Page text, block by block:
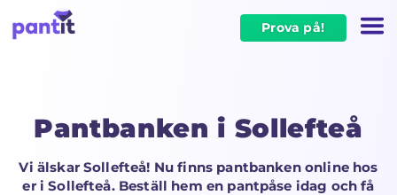
Prova på!
Pantbanken i Sollefteå
Vi älskar Sollefteå! Nu finns pantbanken online hos
er i Sollefteå. Beställ hem en pantpåse idag och få